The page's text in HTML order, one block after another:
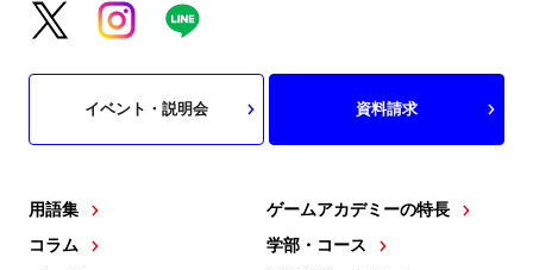
用語集
コラム
ゲームアカデミーの特長
学部・コース
イベント・説明会 資料請求